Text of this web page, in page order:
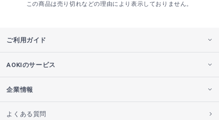
この商品は売り切れなどの理由により表示しておりません。
ご利用ガイド
AOKIのサービス
企業情報
よくある質問